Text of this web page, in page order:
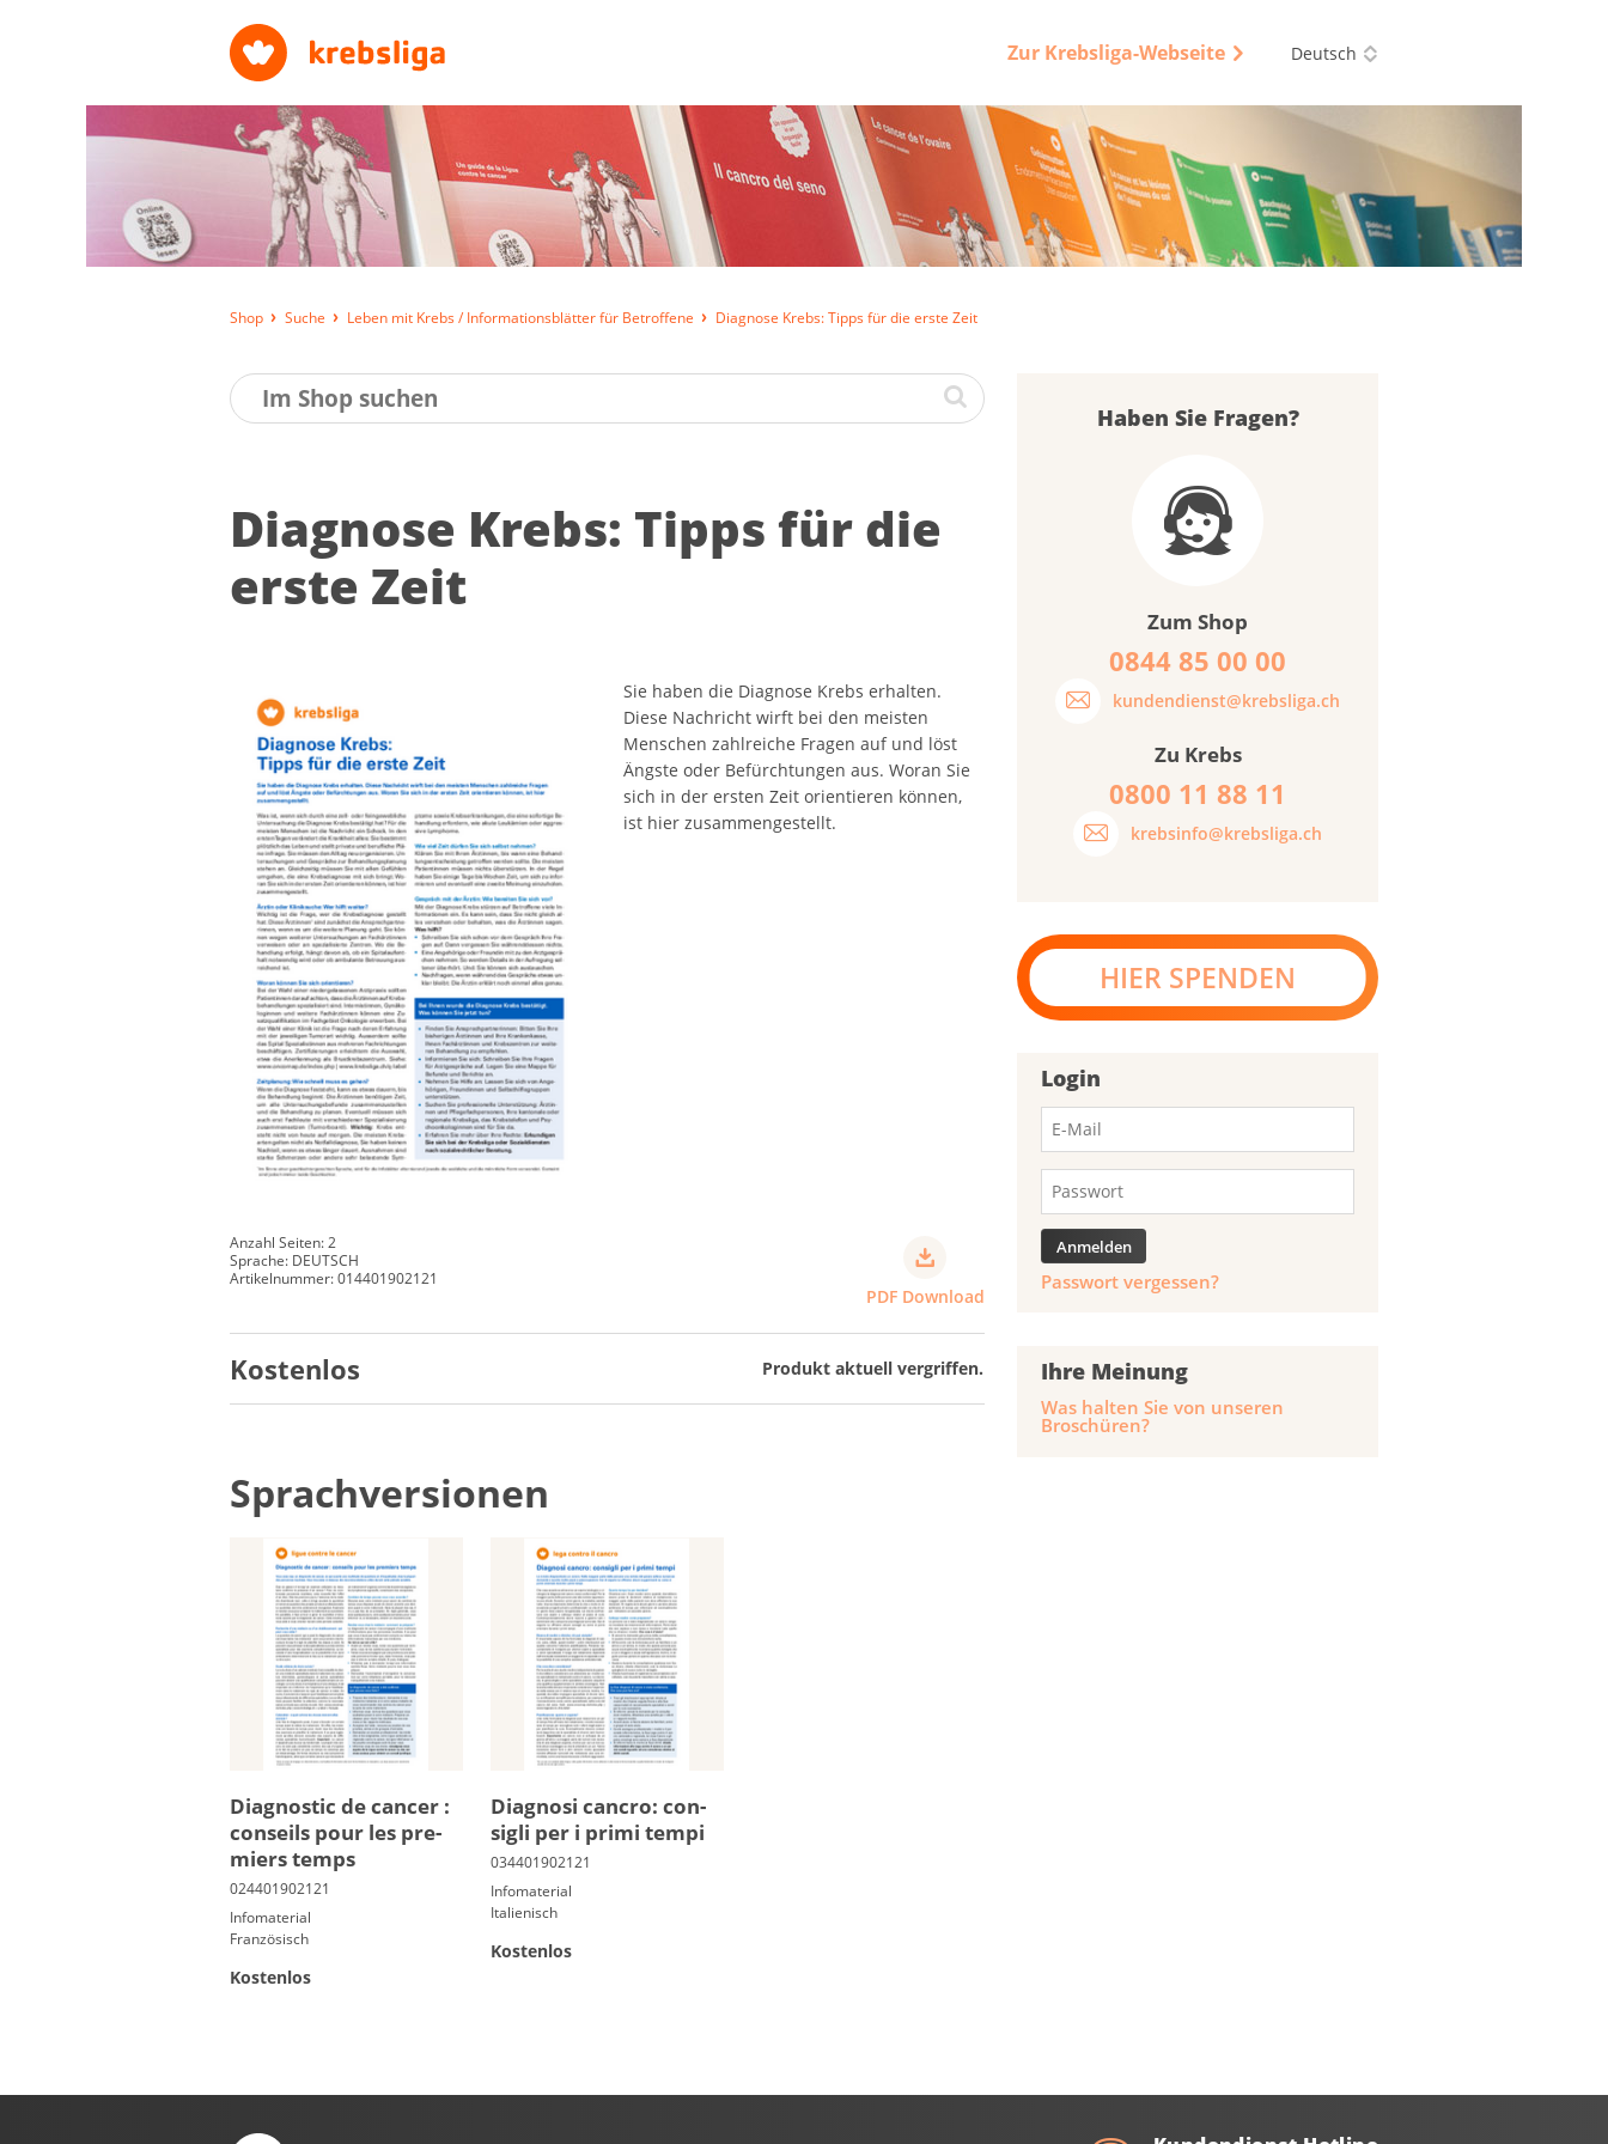
Zur Krebsliga-Webseite Deutsch
Shop Suche Leben mit Krebs / Informationsblätter für Betroffene Diagnose Krebs: Tipps für die erste Zeit
Dia­gno­se Krebs: Tipps für die
ers­te Zeit
Sie haben die Diagnose Krebs erhalten.
Diese Nachricht wirft bei den meisten
Menschen zahlreiche Fragen auf und löst
Ängste oder Befürchtungen aus. Woran Sie
sich in der ersten Zeit orientieren können,
ist hier zusammengestellt.
Anzahl Seiten: 2
Sprache: DEUTSCH
Artikelnummer: 014401902121
PDF Download
Kostenlos Produkt aktuell vergriffen.
Sprachversionen
Diag­nos­tic de can­cer :
conseils pour les pre­
miers temps
Infomaterial
Französisch
Kostenlos
Diagno­si cancro: con­
sigli per i primi tempi
Infomaterial
Italienisch
Kostenlos
Haben Sie Fragen?
Zum Shop
0844 85 00 00
kundendienst@krebsliga.ch
Zu Krebs
0800 11 88 11
krebsinfo@krebsliga.ch
HIER SPENDEN
Login
Passwort vergessen?
Ihre Meinung
Was halten Sie von unseren
Broschüren?